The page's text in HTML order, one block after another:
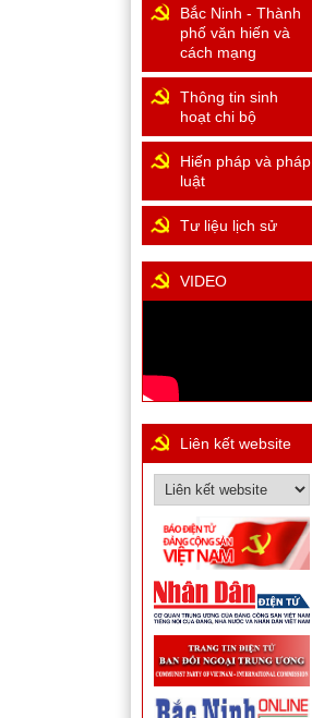
Bắc Ninh - Thành
phố văn hiến và
cách mạng
Thông tin sinh
hoạt chi bộ
Hiến pháp và pháp
luật
Tư liệu lịch sử
VIDEO
Liên kết website